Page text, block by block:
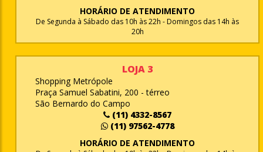
HORÁRIO DE ATENDIMENTO
De Segunda à Sábado das 10h às 22h - Domingos das 14h às
20h
LOJA 3
Shopping Metrópole
Praça Samuel Sabatini, 200 - térreo
São Bernardo do Campo
(11) 4332-8567
(11) 97562-4778
HORÁRIO DE ATENDIMENTO